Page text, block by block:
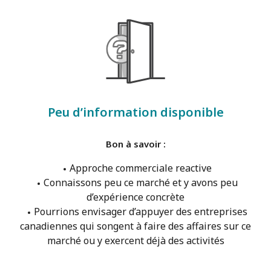
Peu d’information disponible
Bon à savoir :
Approche commerciale reactive
Connaissons peu ce marché et y avons peu
d’expérience concrète
Pourrions envisager d’appuyer des entreprises
canadiennes qui songent à faire des affaires sur ce
marché ou y exercent déjà des activités